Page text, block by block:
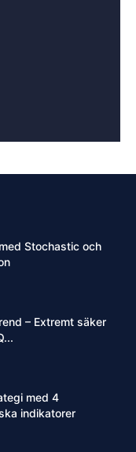
Stochastic och
– Extremt säker
med 4
indikatorer